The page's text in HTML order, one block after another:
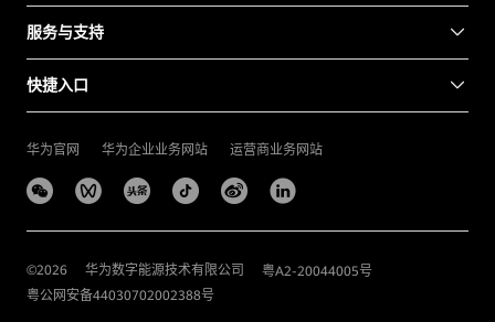
服务与支持
快捷入口
华为官网 华为企业业务网站 运营商业务网站
©2026 华为数字能源技术有限公司
粤A2-20044005号
粤公网安备44030702002388号